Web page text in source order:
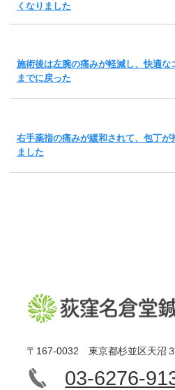
くなりました
施術後は左腕の痛みが軽減し、快適な
までに戻った
右手薬指の痛みが緩和されて、包丁が
ました
〒167-0032 東京都杉並区天沼
03-6276-